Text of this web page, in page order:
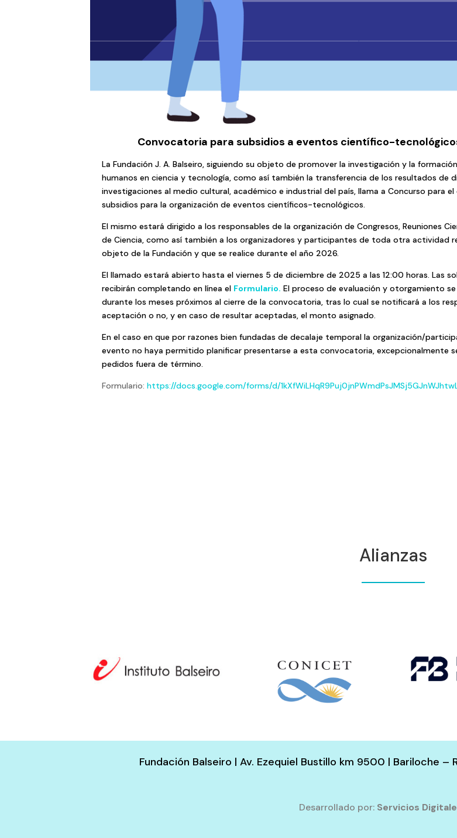
Convocatoria para subsidios a eventos científico-
La Fundación J. A. Balseiro, siguiendo su objeto de promover la investigación y la
humanos en ciencia y tecnología, como así también la transferencia de los resultados de
investigaciones al medio cultural, académico e industrial del país, llama a Concurso para
subsidios para la organización de eventos científicos-tecnológicos.
El mismo estará dirigido a los responsables de la organización de Congresos, Reuniones
de Ciencia, como así también a los organizadores y participantes de toda otra actividad
objeto de la Fundación y que se realice durante el año 2026.
El llamado estará abierto hasta el viernes 5 de diciembre de 2025 a las 12:00 horas. Las
recibirán completando en línea el Formulario. El proceso de evaluación y otorgamiento
durante los meses próximos al cierre de la convocatoria, tras lo cual se notificará a los
aceptación o no, y en caso de resultar aceptadas, el monto asignado.
En el caso en que por razones bien fundadas de decalaje temporal la organización/
evento no haya permitido planificar presentarse a esta convocatoria, excepcionalmente
pedidos fuera de término.
Formulario:https://docs.google.com/forms/d/
Alianzas
Fundación Balseiro | Av. Ezequiel Bustillo km 9500 | Bariloche
Desarrollado por: Servicios